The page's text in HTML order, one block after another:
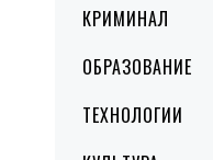
КРИМИНАЛ
ОБРАЗОВАНИЕ
ТЕХНОЛОГИИ